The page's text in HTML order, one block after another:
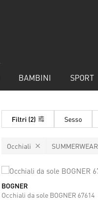
BAMBINI SPORT
Filtri 2 Sesso
Occhiali SUMMERWEAR
ONE SIZE
BOGNER
Occhiali da sole BOGNER 67614